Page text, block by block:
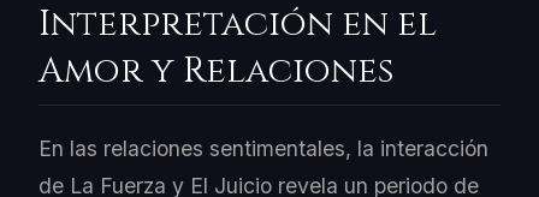
Interpretación en el
Amor y Relaciones
En las relaciones sentimentales, la interacción
de La Fuerza y El Juicio revela un periodo de